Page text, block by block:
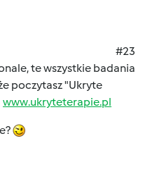
#23
te wszystkie badania
poczytasz "Ukryte
www.ukryteterapie.pl